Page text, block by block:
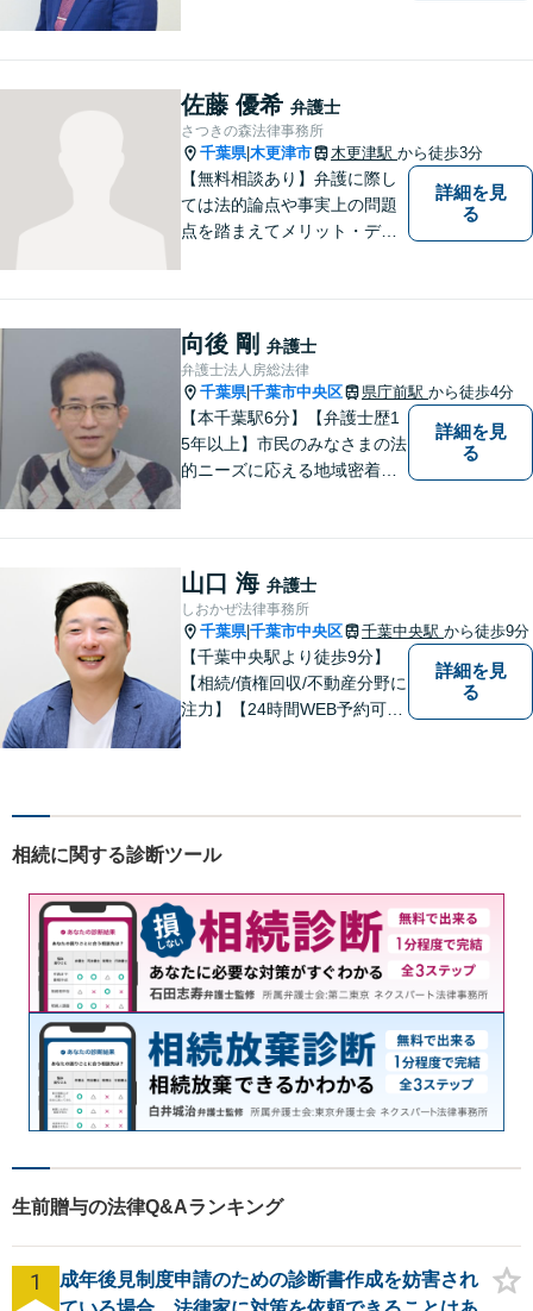
でいられるよう、あえて私服
で勤務しています。お客様全
員に担当事務をつけ、スムー
ズな連絡を徹底◉
佐藤 優希 弁護士
さつきの森法律事務所
千葉県|木更津市 木更津駅 から徒歩3分
【無料相談あり】弁護に際し
ては法的論点や事実上の問題
点を踏まえてメリット・デメ
護士にご相談ください。【近
隣駐車場あり】【JR「木更津
駅」東口1分】
詳細を見
る
向後 剛 弁護士
弁護士法人房総法律
千葉県|千葉市中央区 県庁前駅 から徒歩4分
【本千葉駅6分】【弁護士歴1
5年以上】市民のみなさまの法
的ニーズに応える地域密着型
談実績多数。現実的な解決策
をご提案します
詳細を見
る
山口 海 弁護士
しおかぜ法律事務所
千葉県|千葉市中央区 千葉中央駅 から徒歩9分
【千葉中央駅より徒歩9分】
【相続/債権回収/不動産分野に
注力】【24時間WEB予約可
最終手段と考えず、お気軽に
詳細を見
る
相続に関する診断ツール
生前贈与の法律Q&Aランキング
1
成年後見制度申請のための診断書作成を妨害され